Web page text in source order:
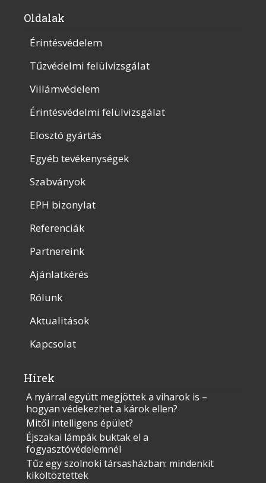
Oldalak
Érintésvédelem
Tűzvédelmi felülvizsgálat
Villámvédelem
Érintésvédelmi felülvizsgálat
Elosztó gyártás
Egyéb tevékenységek
Szabványok
EPH bizonylat
Referenciák
Partnereink
Ajánlatkérés
Rólunk
Aktualitások
Kapcsolat
Hírek
A nyárral együtt megjöttek a viharok is –
hogyan védekezhet a károk ellen?
Mitől intelligens épület?
Éjszakai lámpák buktak el a
fogyasztóvédelemnél
Tűz egy szolnoki társasházban: mindenkit
kiköltöztettek